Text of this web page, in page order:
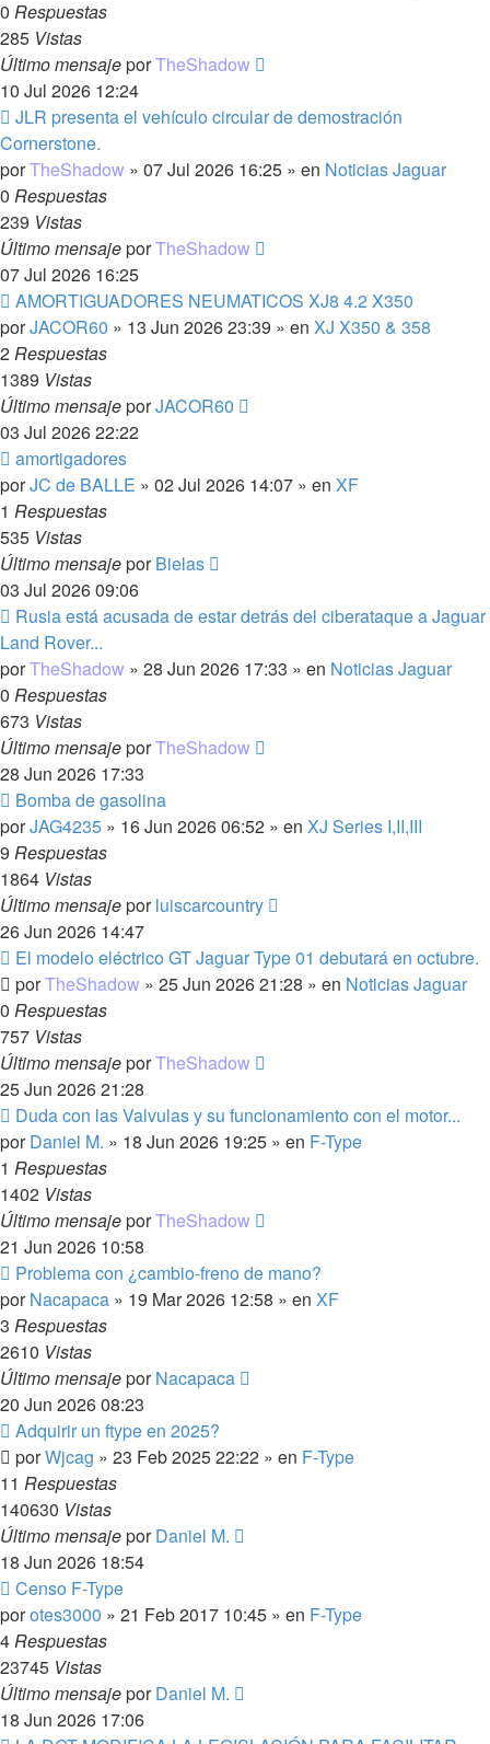
0 Respuestas
285 Vistas
Último mensajeporTheShadow
10 Jul 2026 12:24
Nuevo
mensaje
JLR presenta el vehículo circular de demostración
Cornerstone.
porTheShadow » 07 Jul 2026 16:25 » en Noticias Jaguar
0 Respuestas
239 Vistas
Último mensajeporTheShadow
07 Jul 2026 16:25
Nuevo
mensaje
AMORTIGUADORES NEUMATICOS XJ8 4.2 X350
porJACOR60 » 13 Jun 2026 23:39 » en XJ X350 & 358
2Respuestas
1389 Vistas
Último mensajeporJACOR60
03 Jul 2026 22:22
Nuevo
mensaje
amortigadores
porJC de BALLE » 02 Jul 2026 14:07 » en XF
1 Respuestas
535 Vistas
Último mensajeporBielas
03 Jul 2026 09:06
Nuevo
mensaje
Rusia está acusada de estar detrás del ciberataque a Jaguar
Land Rover...
porTheShadow » 28 Jun 2026 17:33 » en Noticias Jaguar
0 Respuestas
673 Vistas
Último mensajeporTheShadow
28 Jun 2026 17:33
Nuevo
mensaje
Bomba de gasolina
porJAG4235 » 16 Jun 2026 06:52 » en XJ Series I,II,III
9 Respuestas
1864 Vistas
Último mensajeporluiscarcountry
26 Jun 2026 14:47
Nuevo
mensaje
El modelo eléctrico GT Jaguar Type 01 debutará en octubre.
porTheShadow » 25 Jun 2026 21:28 » en Noticias Jaguar
0 Respuestas
757 Vistas
Último mensajeporTheShadow
25 Jun 2026 21:28
Nuevo
mensaje
Duda con las Valvulas y su funcionamiento con el motor...
porDaniel M. » 18 Jun 2026 19:25 » en F-Type
1 Respuestas
1402 Vistas
Último mensajeporTheShadow
21 Jun 2026 10:58
Nuevo
mensaje
Problema con ¿cambio-freno de mano?
porNacapaca » 19 Mar 2026 12:58 » en XF
3 Respuestas
2610 Vistas
Último mensajeporNacapaca
20 Jun 2026 08:23
Nuevo
mensaje
Adquirir un ftype en 2025?
porWjcag » 23 Feb 2025 22:22 » en F-Type
11 Respuestas
140630 Vistas
Último mensajeporDaniel M.
18 Jun 2026 18:54
Nuevo
mensaje
Censo F-Type
porotes3000 » 21 Feb 2017 10:45 » en F-Type
4Respuestas
23745 Vistas
Último mensajeporDaniel M.
18 Jun 2026 17:06